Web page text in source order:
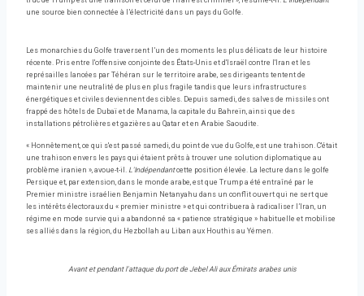
une source bien connectée à l’électricité dans un pays du Golfe.
Les monarchies du Golfe traversent l’un des moments les plus délicats de leur histoire
récente. Pris entre l'offensive conjointe des États-Unis et d'Israël contre l'Iran et les
représailles lancées par Téhéran sur le territoire arabe, ses dirigeants tentent de
maintenir une neutralité de plus en plus fragile tandis que leurs infrastructures
énergétiques et civiles deviennent des cibles. Depuis samedi, des salves de missiles ont
frappé des hôtels de Dubaï et de Manama, la capitale du Bahreïn, ainsi que des
installations pétrolières et gazières au Qatar et en Arabie Saoudite.
« Honnêtement, ce qui s'est passé samedi, du point de vue du Golfe, est une trahison. C'était
une trahison envers les pays qui étaient prêts à trouver une solution diplomatique au
problème iranien », avoue-t-il. L'Indépendantcette position élevée. La lecture dans le golfe
Persique et, par extension, dans le monde arabe, est que Trump a été entraîné par le
Premier ministre israélien Benjamin Netanyahu dans un conflit ouvert qui ne sert que
les intérêts électoraux du « premier ministre » et qui contribuera à radicaliser l’Iran, un
régime en mode survie qui a abandonné sa « patience stratégique » habituelle et mobilise
ses alliés dans la région, du Hezbollah au Liban aux Houthis au Yémen.
Avant et pendant l'attaque du port de Jebel Ali aux Émirats arabes unis